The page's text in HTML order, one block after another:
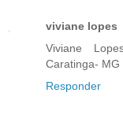
viviane lopes
Viviane
Caratinga- MG
Responder